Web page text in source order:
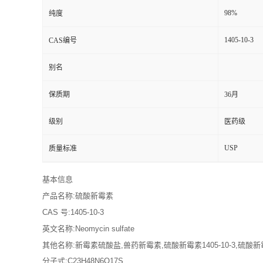
纯度 98%
CAS编号 1405-10-3
别名
保质期 36月
级别 医药级
质量标准 USP
基本信息
产品名称:硫酸新霉素
CAS 号:1405-10-3
英文名称:Neomycin sulfate
其他名称:新霉素硫酸盐,兽药新霉素,硫酸新霉素1405-10-3,硫酸新
分子式:C23H48N6O17S